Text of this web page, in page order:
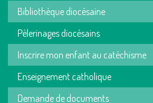
Bibliothèque diocésaine
Pèlerinages diocésains
Inscrire mon enfant au catéchisme
Enseignement catholique
Demande de documents